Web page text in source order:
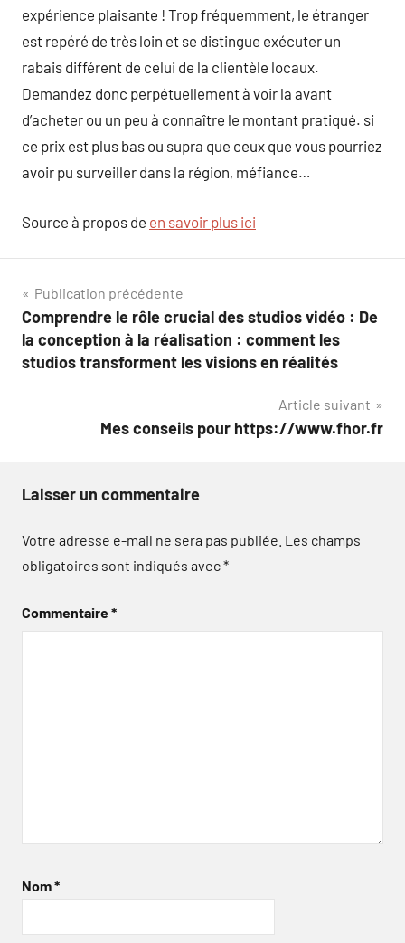
expérience plaisante ! Trop fréquemment, le étranger
est repéré de très loin et se distingue exécuter un
rabais différent de celui de la clientèle locaux.
Demandez donc perpétuellement à voir la avant
d’acheter ou un peu à connaître le montant pratiqué. si
ce prix est plus bas ou supra que ceux que vous pourriez
avoir pu surveiller dans la région, méfiance…
Source à propos de en savoir plus ici
Navigation
de
l’article
Publication précédente
Comprendre le rôle crucial des studios vidéo : De
la conception à la réalisation : comment les
studios transforment les visions en réalités
Article suivant
Mes conseils pour https://www.fhor.fr
Laisser un commentaire
Votre adresse e-mail ne sera pas publiée. Les champs
obligatoires sont indiqués avec*
Commentaire*
Nom*